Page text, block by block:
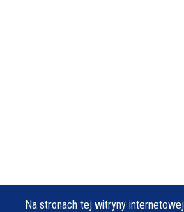
Na stronach tej witryny